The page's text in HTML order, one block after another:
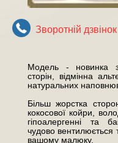
Зворотнiй дзвiнок
Модель - новинка з
сторін, відмінна
натуральних
Більш жорстка
кокосової койри,
гіпоалергенні та
чудово вентилюється
вашому малюку.